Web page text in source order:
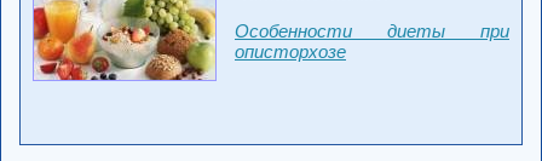
Особенности диеты при
описторхозе